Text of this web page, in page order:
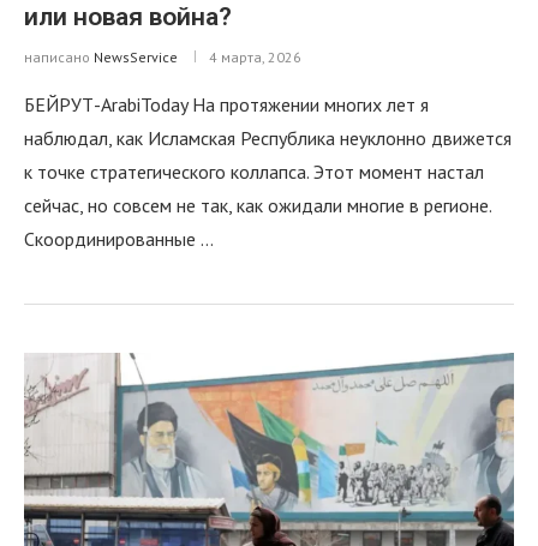
или новая война?
написано NewsService 4 марта, 2026
БЕЙРУТ-ArabiToday На протяжении многих лет я
наблюдал, как Исламская Республика неуклонно движется
к точке стратегического коллапса. Этот момент настал
сейчас, но совсем не так, как ожидали многие в регионе.
Скоординированные …